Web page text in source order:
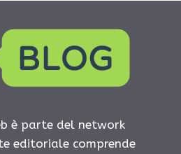
è parte del network
editoriale comprende